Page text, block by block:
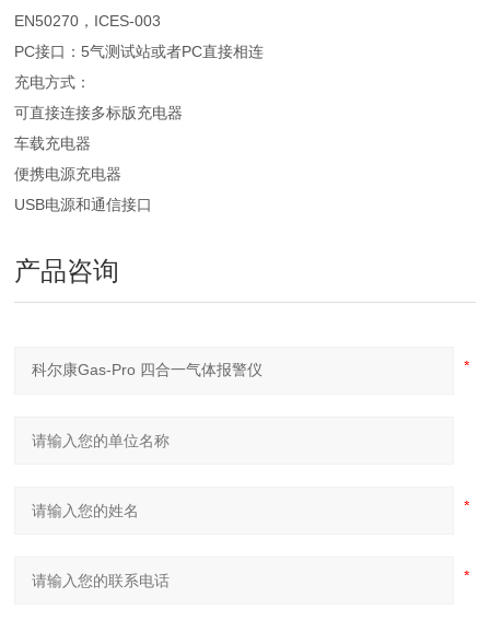
EN50270，ICES-003
PC接口：5气测试站或者PC直接相连
充电方式：
可直接连接多标版充电器
车载充电器
便携电源充电器
USB电源和通信接口
产品咨询